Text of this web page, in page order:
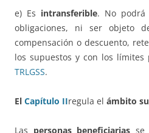
e) Es intransferible. No podrá
obligaciones, ni ser objeto
compensación o descuento,
los supuestos y con los límites
TRLGSS.
El Capítulo IIregula el ámbito
Las personas beneficiarias se